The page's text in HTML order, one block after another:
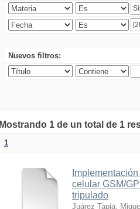
Nuevos filtros:
Mostrando 1 de un total de 1
1
celular GSM/
tripulado
Juárez Tapia, Miguel